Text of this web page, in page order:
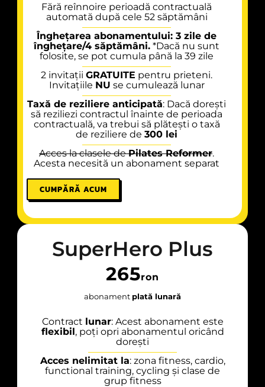
Fără reînnoire perioadă contractuală
automată după cele 52 săptămâni
Înghețarea abonamentului: 3 zile de
înghețare/4 săptămâni. *Dacă nu sunt
folosite, se pot cumula până la 39 zile
2 invitații GRATUITE pentru prieteni.
Invitațiile NU se cumulează lunar
Taxă de reziliere anticipată: Dacă dorești
să reziliezi contractul înainte de perioada
contractuală, va trebui să plătești o taxă
de reziliere de 300 lei
Acces la clasele dePilates Reformer.
Acesta necesită un abonament separat
CUMPĂRĂ ACUM
SuperHero Plus
265ron
abonament plată lunară
Contract lunar: Acest abonament este
flexibil, poți opri abonamentul oricând
dorești
Acces nelimitat la: zona fitness, cardio,
functional training, cycling și clase de
grup fitness